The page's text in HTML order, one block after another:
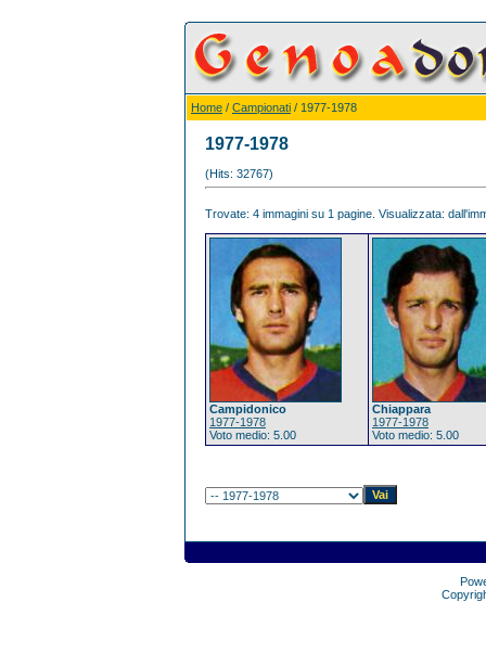
Home / Campionati / 1977-1978
1977-1978
(Hits: 32767)
Trovate: 4 immagini su 1 pagine. Visualizzata:
Campidonico
1977-1978
Voto medio: 5.00
Chiappara
1977-1978
Voto medio: 5.00